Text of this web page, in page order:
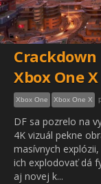
Xbox One X
Xbox One Xbox One X
DF sa pozrelo na
4K vizuál pekne
masívnych
ich explodovať dá
aj novej k...